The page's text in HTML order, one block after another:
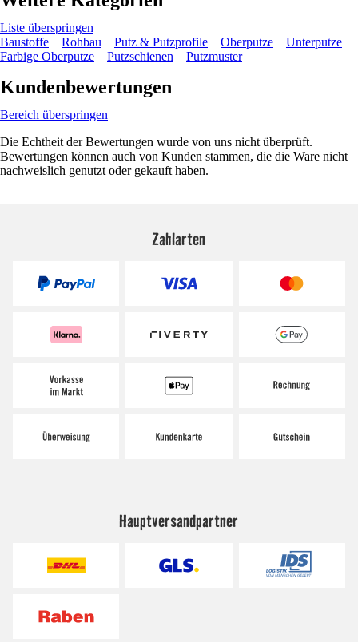
Liste überspringen
Baustoffe
Rohbau Putz & Putzprofile Oberputze
Unterputze
Farbige Oberputze
Putzschienen Putzmuster
Kundenbewertungen
Bereich überspringen
Die Echtheit der Bewertungen wurde von uns nicht überprüft.
Bewertungen können auch von Kunden stammen, die die Ware nicht
nachweislich genutzt oder gekauft haben.
Zahlarten
Hauptversandpartner